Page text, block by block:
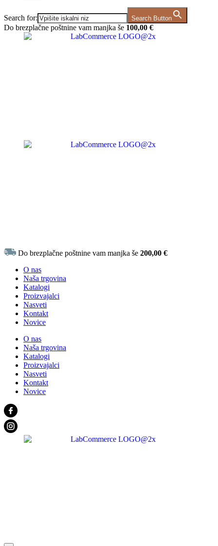
Search for: Search Button
Do brezplačne poštnine vam manjka še 100,00 €
Do brezplačne poštnine vam manjka še200,00€
O nas
Naša trgovina
Katalogi
Proizvajalci
Nasveti
Kontakt
Novice
O nas
Naša trgovina
Katalogi
Proizvajalci
Nasveti
Kontakt
Novice